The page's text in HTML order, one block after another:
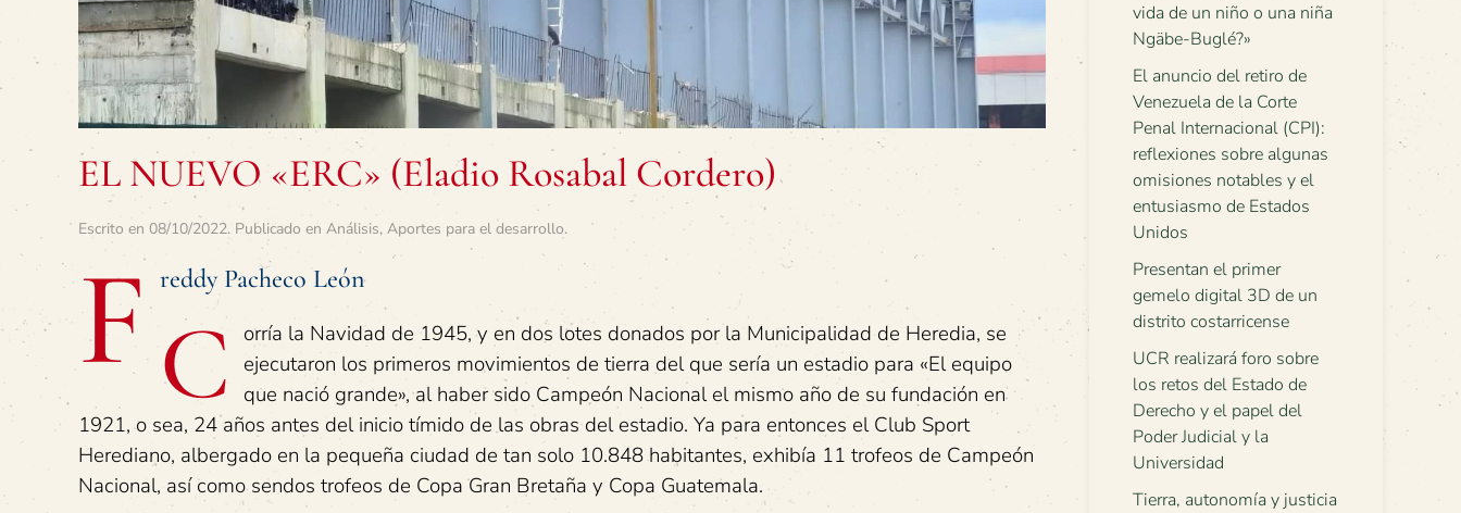
EL NUEVO «ERC» (Eladio Rosabal Cordero)
Escrito en 08/10/2022. Publicado en Análisis, Aportes para el desarrollo.
F reddy Pacheco León
C
orría la Navidad de 1945, y en dos lotes donados por la Municipalidad de Heredia, se
ejecutaron los primeros movimientos de tierra del que sería un estadio para «El equipo
que nació grande», al haber sido Campeón Nacional el mismo año de su fundación en
1921, o sea, 24 años antes del inicio tímido de las obras del estadio. Ya para entonces el Club Sport
Herediano, albergado en la pequeña ciudad de tan solo 10.848 habitantes, exhibía 11 trofeos de Campeón
Nacional, así como sendos trofeos de Copa Gran Bretaña y Copa Guatemala.
vida de un niño o una niña
Ngäbe-Buglé?»
El anuncio del retiro de
Venezuela de la Corte
Penal Internacional (CPI):
reflexiones sobre algunas
omisiones notables y el
entusiasmo de Estados
Unidos
Presentan el primer
gemelo digital 3D de un
distrito costarricense
UCR realizará foro sobre
los retos del Estado de
Derecho y el papel del
Poder Judicial y la
Universidad
Tierra, autonomía y justicia